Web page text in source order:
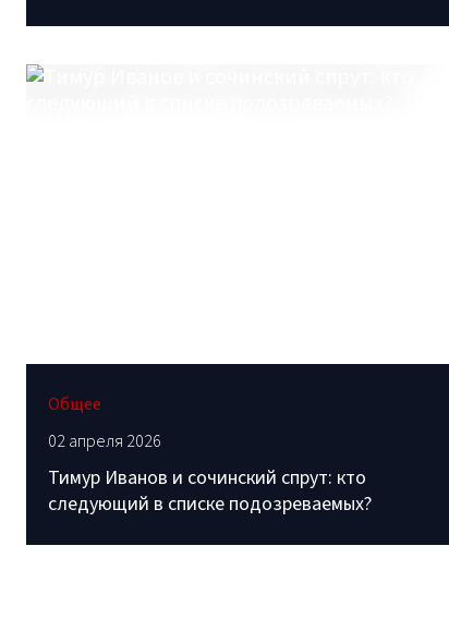
Общее
02 апреля 2026
Тимур Иванов и сочинский спрут: кто
следующий в списке подозреваемых?